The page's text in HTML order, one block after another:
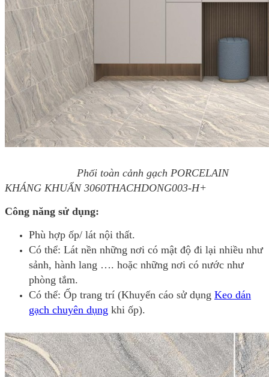
Phối toàn cảnh gạch PORCELAIN
KHÁNG KHUẨN 3060THACHDONG003-H+
Công năng sử dụng:
Phù hợp ốp/ lát nội thất.
Có thể: Lát nền những nơi có mật độ đi lại nhiều như
sảnh, hành lang …. hoặc những nơi có nước như
phòng tắm.
Có thể: Ốp trang trí (Khuyến cáo sử dụng Keo dán
gạch chuyên dụng khi ốp).